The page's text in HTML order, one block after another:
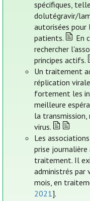
spécifiques,
dolutégravir/
autorisées
patients.
En
rechercher
principes actifs.
Un traitement
réplication
fortement les
meilleure
la transmission,
virus.
Les
prise journalière
traitement. Il
administrés par
mois, en
2021].